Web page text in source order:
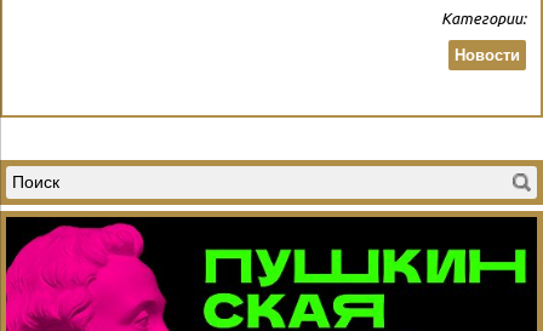
Категории:
Новости